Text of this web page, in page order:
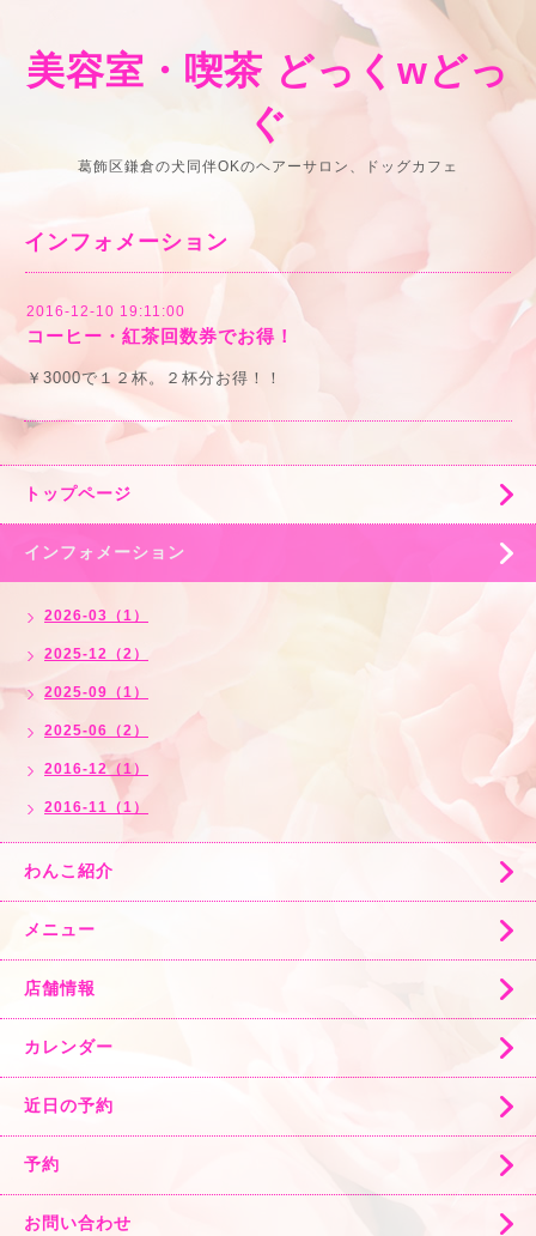
美容室・喫茶 どっくwどっ
ぐ
葛飾区鎌倉の犬同伴OKのヘアーサロン、ドッグカフェ
インフォメーション
2016-12-10 19:11:00
コーヒー・紅茶回数券でお得！
￥3000で１２杯。２杯分お得！！
トップページ
インフォメーション
2026-03（1）
2025-12（2）
2025-09（1）
2025-06（2）
2016-12（1）
2016-11（1）
わんこ紹介
メニュー
店舗情報
カレンダー
近日の予約
予約
お問い合わせ